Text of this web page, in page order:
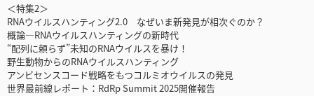
＜特集2＞
RNAウイルスハンティング2.0 なぜいま新発見が相次ぐのか？
概論―RNAウイルスハンティングの新時代
“配列に頼らず”未知のRNAウイルスを暴け！
野生動物からのRNAウイルスハンティング
アンビセンスコード戦略をもつコルミオウイルスの発見
世界最前線レポート：RdRp Summit 2025開催報告